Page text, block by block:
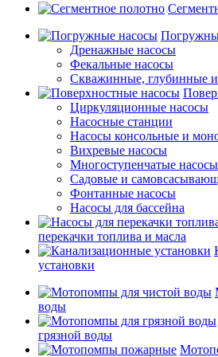
Дренажные насосы
Фекальные насосы
Скважинные, глубинные и
Циркуляционные насосы
Насосные станции
Насосы консольные и
Вихревые насосы
Многоступенчатые насосы
Садовые и
Фонтанные насосы
Насосы для бассейна
перекачки топлива и масла
установки
воды
грязной воды